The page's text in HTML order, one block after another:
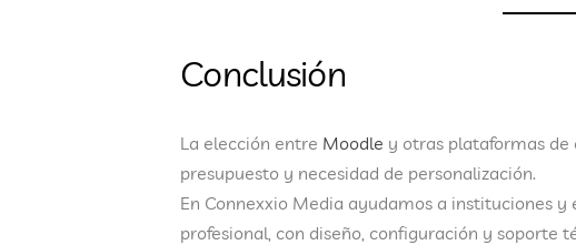
Conclusión
La elección entre Moodle y otras plataformas de
presupuesto y necesidad de personalización.
En Connexxio Media ayudamos a instituciones
profesional, con diseño, configuración y soporte